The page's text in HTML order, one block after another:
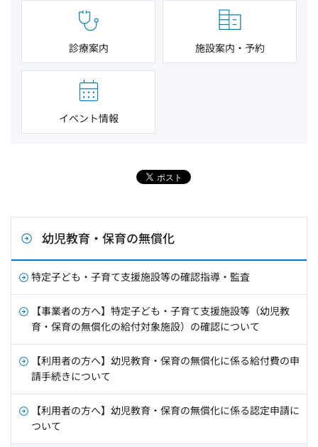
診療案内 施設案内・予約
イベント情報
幼児教育・保育の無償化
特定子ども・子育て支援施設等の確認指導・監査
【事業者の方へ】特定子ども・子育て支援施設等（幼児教
育・保育の無償化の給付対象施設）の確認について
【利用者の方へ】幼児教育・保育の無償化に係る給付費の申
請手続きについて
【利用者の方へ】幼児教育・保育の無償化に係る認定申請に
ついて